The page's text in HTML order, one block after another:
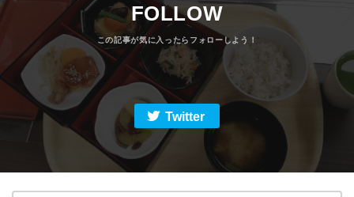
FOLLOW
Twitter